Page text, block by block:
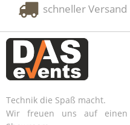
schneller Versand
Technik die Spaß macht.
Wir freuen uns auf